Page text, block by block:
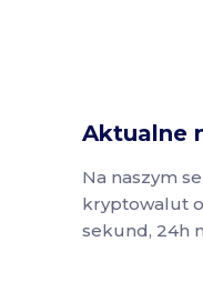
Aktualne
Na naszym
kryptowalut
sekund, 24h